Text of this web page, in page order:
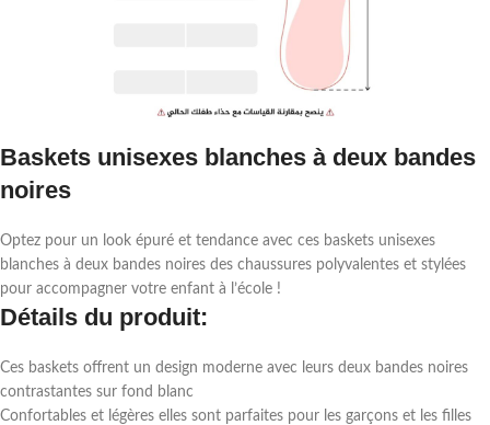
Baskets unisexes blanches à deux bandes
noires
Optez pour un look épuré et tendance avec ces baskets unisexes
blanches à deux bandes noires des chaussures polyvalentes et stylées
pour accompagner votre enfant à l’école !
Détails du produit:
Ces baskets offrent un design moderne avec leurs deux bandes noires
contrastantes sur fond blanc
Confortables et légères elles sont parfaites pour les garçons et les filles